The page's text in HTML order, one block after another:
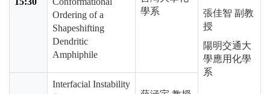
Ordering of a
Shapeshifting
Dendritic
Amphiphile
學系
張佳智 副教
授
陽明交通大
學應用化學
系
Interfacial Instability